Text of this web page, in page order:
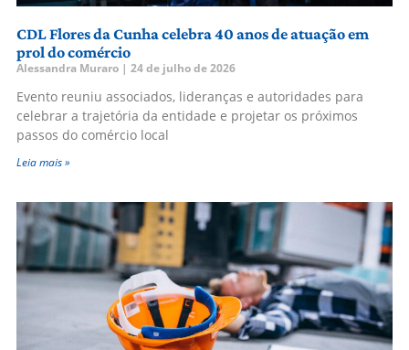
CDL Flores da Cunha celebra 40 anos de atuação em
prol do comércio
Alessandra Muraro 24 de julho de 2026
Evento reuniu associados, lideranças e autoridades para
celebrar a trajetória da entidade e projetar os próximos
passos do comércio local
Leia mais »